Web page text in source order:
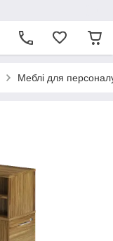
Меблі для